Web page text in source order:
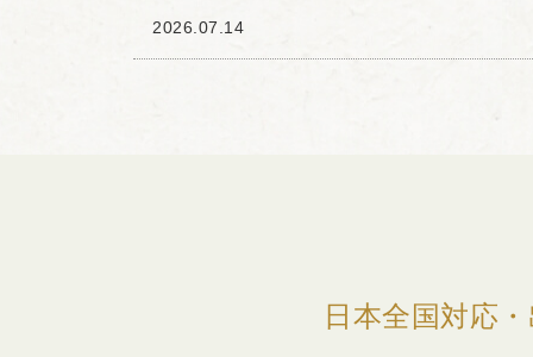
と楼閣が表現...
2026.07.14
日本全国対応